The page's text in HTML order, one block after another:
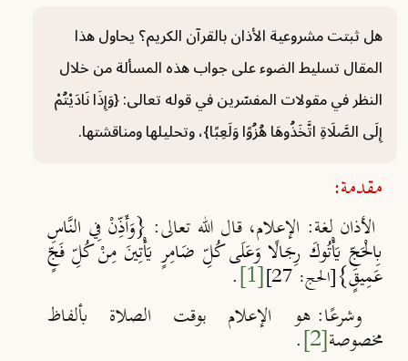
هل ثبتت مشروعية الأذان بالقرآن الكريم؟ يحاول هذا
المقال تسليط الضوء على جواب هذه المسألة من خلال
النظر في مقولات المفسّرين في قوله تعالى: {وَإِذَا نَادَيْتُمْ
إِلَى الصَّلَاةِ اتَّخَذُوهَا هُزُوًا وَلَعِبًا}، وتحليلها ومناقشتها.
مقدمة:
الأذان لغة: الإعلام، قال الله تعالى:{وَأَذِّنْ فِي النَّاسِ
بِالْحَجِّ يَأْتُوكَ رِجَالًا وَعَلَى كُلِّ ضَامِرٍ يَأْتِينَ مِنْ كُلِّ فَجٍّ
عَمِيقٍ}[الحج: 27] [1]
.
وشرعًا: هو الإعلام بوقت الصلاة بألفاظ
مخصوصة[2]
.